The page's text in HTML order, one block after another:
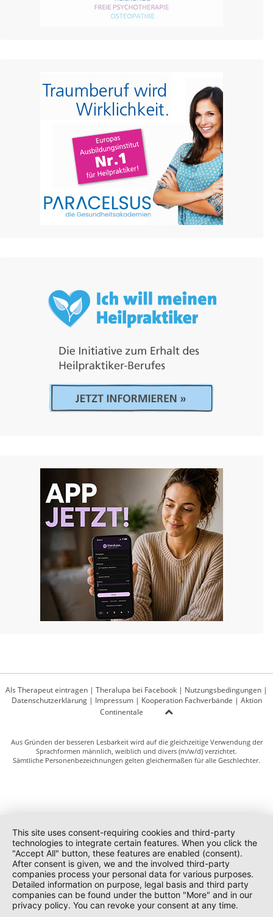
Als Therapeut eintragen | Theralupa bei Facebook | Nutzungsbedingungen |
Datenschutzerklärung| Impressum| Kooperation Fachverbände | Aktion
Continentale
Aus Gründen der besseren Lesbarkeit wird auf die gleichzeitige Verwendung der
Sprachformen männlich, weiblich und divers (m/w/d) verzichtet.
Sämtliche Personenbezeichnungen gelten gleichermaßen für alle Geschlechter.
This site uses consent-requiring cookies and third-party
technologies to integrate certain features. When you click the
"Accept All" button, these features are enabled (consent).
After consent is given, we and the involved third-party
companies process your personal data for various purposes.
Detailed information on purpose, legal basis and third party
companies can be found under the button "More" and in our
privacy policy. You can revoke your consent at any time.